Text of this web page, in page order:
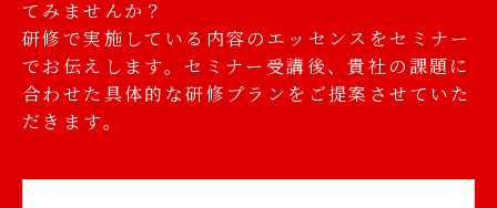
てみませんか？
研修で実施している内容のエッセンスをセミナー
でお伝えします。セミナー受講後、貴社の課題に
合わせた具体的な研修プランをご提案させていた
だきます。